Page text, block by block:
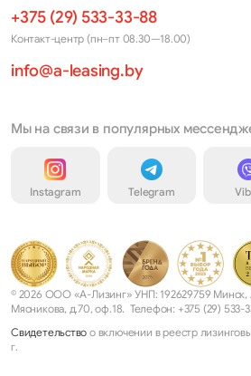
+375 (29) 533-33-88
Контакт-центр (пн–пт 08.30—18.00)
info@a-leasing.by
Мы на связи в популярных
Instagram Telegram
© 2026 ООО «А-Лизинг» УНП: 192629759 Минск,
Мясникова, д.70, оф.18. Телефон: +375 (29) 533-
Свидетельство о включении в реестр
г.